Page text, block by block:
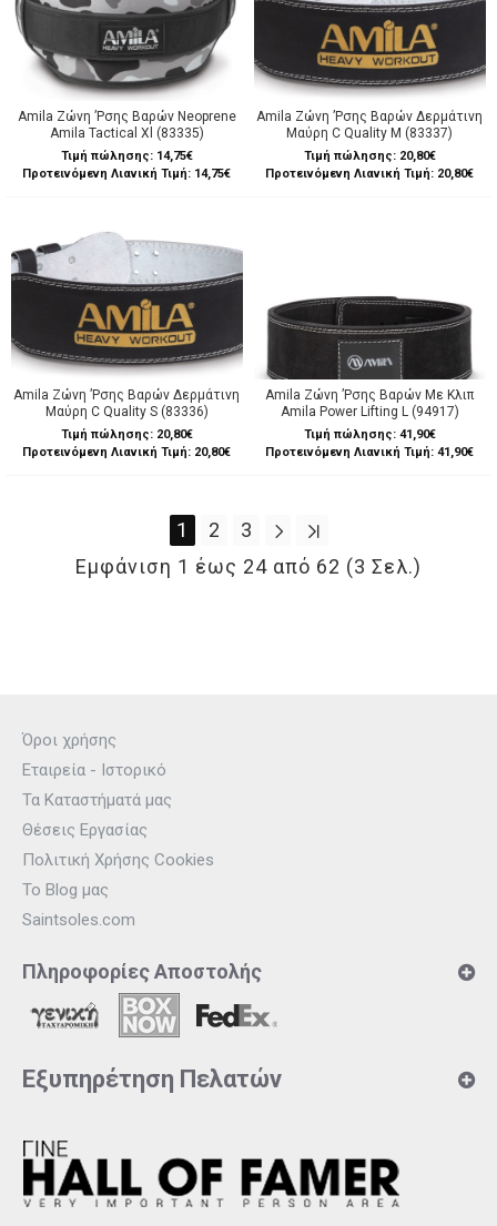
Amila Ζώνη ’Ρσης Βαρών Neoprene
Amila Tactical Xl (83335)
Τιμή πώλησης: 14,75€
Προτεινόμενη Λιανική Τιμή: 14,75€
Amila Ζώνη ’Ρσης Βαρών Δερμάτινη
Μαύρη C Quality M (83337)
Τιμή πώλησης: 20,80€
Προτεινόμενη Λιανική Τιμή: 20,80€
Amila Ζώνη ’Ρσης Βαρών Δερμάτινη
Μαύρη C Quality S (83336)
Τιμή πώλησης: 20,80€
Προτεινόμενη Λιανική Τιμή: 20,80€
Amila Ζώνη ’Ρσης Βαρών Με Κλιπ
Amila Power Lifting L (94917)
Τιμή πώλησης: 41,90€
Προτεινόμενη Λιανική Τιμή: 41,90€
1 2
3
Εμφάνιση 1 έως 24 από 62 (3 Σελ.)
Όροι χρήσης
Εταιρεία - Ιστορικό
Τα Καταστήματά μας
Θέσεις Εργασίας
Πολιτική Χρήσης Cookies
Το Blog μας
Saintsoles.com
Πληροφορίες Αποστολής
Εξυπηρέτηση Πελατών